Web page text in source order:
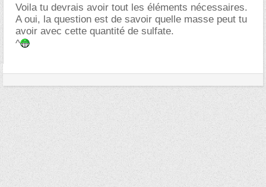
Voila tu devrais avoir tout les éléments nécessaires.
A oui, la question est de savoir quelle masse peut tu
avoir avec cette quantité de sulfate.
^